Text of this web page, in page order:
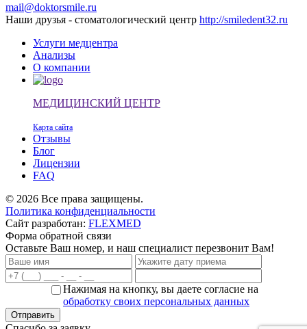
mail@doktorsmile.ru
Наши друзья - стоматологический центр http://smiledent32.ru
Услуги медцентра
Анализы
О компании
МЕДИЦИНСКИЙ ЦЕНТР
Карта сайта
Отзывы
Блог
Лицензии
FAQ
© 2026 Все права защищены.
Политика конфиденциальности
Сайт разработан: FLEXMED
Форма обратной связи
Оставьте Ваш номер, и наш специалист перезвонит Вам!
Нажимая на кнопку, вы даете согласие на
обработку своих персональных данных